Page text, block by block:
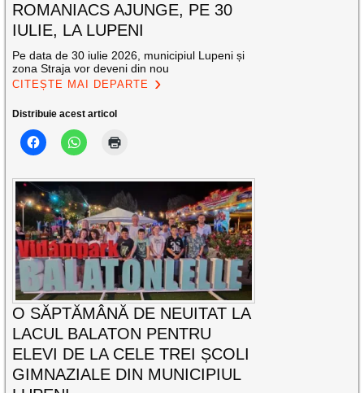
ROMANIACS AJUNGE, PE 30
IULIE, LA LUPENI
Pe data de 30 iulie 2026, municipiul Lupeni și
zona Straja vor deveni din nou
CITEȘTE MAI DEPARTE
Distribuie acest articol
O SĂPTĂMÂNĂ DE NEUITAT LA
LACUL BALATON PENTRU
ELEVI DE LA CELE TREI ȘCOLI
GIMNAZIALE DIN MUNICIPIUL